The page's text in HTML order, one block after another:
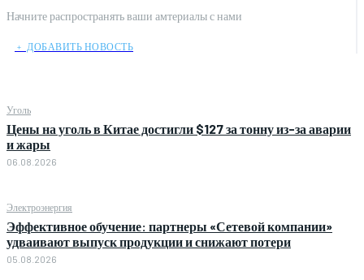
Начните распространять ваши амтериалы с нами
﹢ ДОБАВИТЬ НОВОСТЬ
Уголь
Цены на уголь в Китае достигли $127 за тонну из-за аварии
и жары
06.08.2026
Электроэнергия
Эффективное обучение: партнеры «Сетевой компании»
удваивают выпуск продукции и снижают потери
05.08.2026